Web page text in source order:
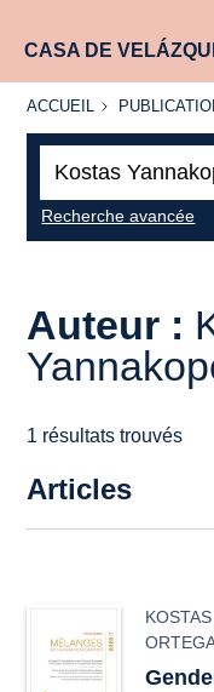
CASA DE
ACCUEIL
ACCUEIL
Recherche avancée
Auteur :
1 résultats trouvés
Articles